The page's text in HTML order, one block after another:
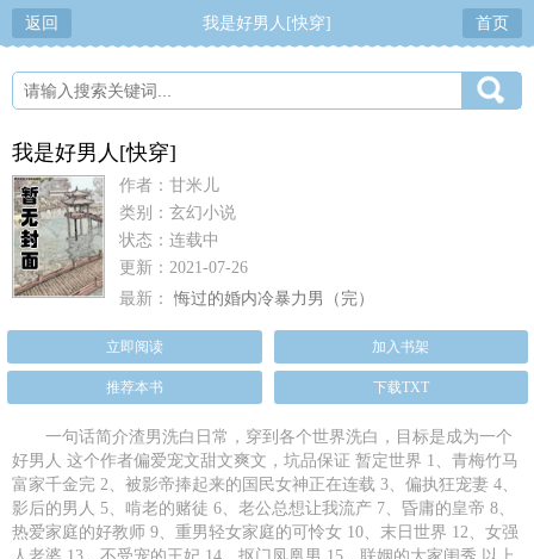
返回 我是好男人[快穿] 首页
我是好男人[快穿]
作者：甘米儿
类别：玄幻小说
状态：连载中
更新：2021-07-26
最新：
悔过的婚内冷暴力男（完）
立即阅读 加入书架
推荐本书 下载TXT
一句话简介渣男洗白日常，穿到各个世界洗白，目标是成为一个
好男人 这个作者偏爱宠文甜文爽文，坑品保证 暂定世界 1、青梅竹马
富家千金完 2、被影帝捧起来的国民女神正在连载 3、偏执狂宠妻 4、
影后的男人 5、啃老的赌徒 6、老公总想让我流产 7、昏庸的皇帝 8、
热爱家庭的好教师 9、重男轻女家庭的可怜女 10、末日世界 12、女强